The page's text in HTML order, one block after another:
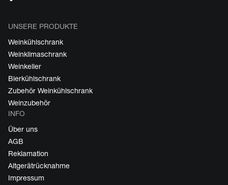
UNSERE PRODUKTE
Weinkühlschrank
Weinklimaschrank
Weinkeller
Bierkühlschrank
Zubehör Weinkühlschrank
Weinzubehör
INFO
Über uns
AGB
Reklamation
Altgerätrücknahme
Impressum